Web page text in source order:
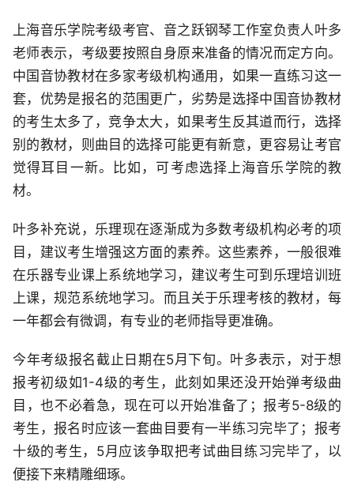
上海音乐学院考级考官、音之跃钢琴工作室负责人叶多
老师表示，考级要按照自身原来准备的情况而定方向。
中国音协教材在多家考级机构通用，如果一直练习这一
套，优势是报名的范围更广，劣势是选择中国音协教材
的考生太多了，竞争太大，如果考生反其道而行，选择
别的教材，则曲目的选择可能更有新意，更容易让考官
觉得耳目一新。比如，可考虑选择上海音乐学院的教
材。
叶多补充说，乐理现在逐渐成为多数考级机构必考的项
目，建议考生增强这方面的素养。这些素养，一般很难
在乐器专业课上系统地学习，建议考生可到乐理培训班
上课，规范系统地学习。而且关于乐理考核的教材，每
一年都会有微调，有专业的老师指导更准确。
今年考级报名截止日期在5月下旬。叶多表示，对于想
报考初级如1-4级的考生，此刻如果还没开始弹考级曲
目，也不必着急，现在可以开始准备了；报考5-8级的
考生，报名时应该一套曲目要有一半练习完毕了；报考
十级的考生，5月应该争取把考试曲目练习完毕了，以
便接下来精雕细琢。